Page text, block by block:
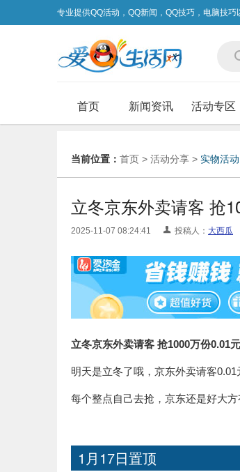
专业提供QQ活动，QQ新闻，QQ技巧，电脑技
首页 新闻资讯 活动专区
当前位置： 首页 > 活动分享 > 实物活动
立冬京东外卖请客 抢
2025-11-07 08:24:41 投稿人： 大西瓜
立冬京东外卖请客 抢1000万份0.01
明天是立冬了哦，京东外卖请客0.01
每个整点自己去抢，京东还是好大
1月17日置顶